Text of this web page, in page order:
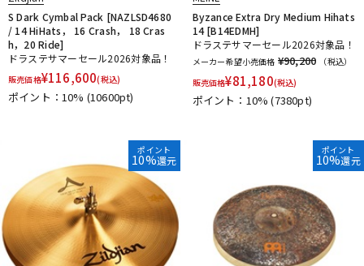
S Dark Cymbal Pack [NAZLSD4680
/ 14 HiHats， 16 Crash， 18 Cras
h，20 Ride]
ドラステサマーセール2026対象品！
販売価格¥116,600(税込)
ポイント：10% (10600pt)
Byzance Extra Dry Medium Hihats
14 [B14EDMH]
ドラステサマーセール2026対象品！
メーカー希望小売価格 ¥90,200
（税込）
販売価格¥81,180(税込)
ポイント：10%(7380pt)
ポイント
10%還元
ポイント
10%還元